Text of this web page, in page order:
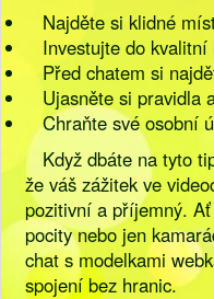
Najděte si klidné
Investujte do
Před chatem si
Ujasněte si pravidla
Chraňte své osobní
Když dbáte na tyto
že váš zážitek ve
pozitivní a příjemný.
pocity nebo jen
chat s modelkami
spojení bez hranic.